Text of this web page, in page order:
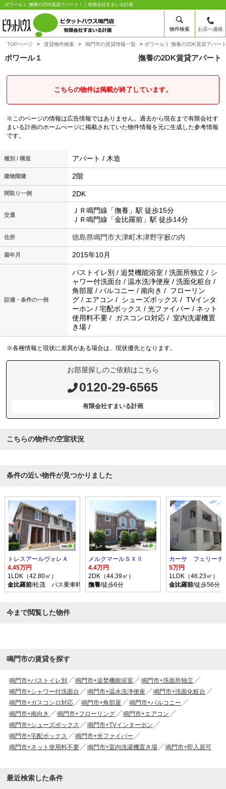
物件検索 お店へ連絡
ポワール１ 撫養の2DK賃貸アパート！｜有限会社すまいる計画
TOPページ 賃貸物件検索 鳴門市の賃貸情報一覧 ポワール１ 撫養の2DK賃貸アパート
ポワール１ 撫養の2DK賃貸アパート
こちらの物件は掲載が終了しています。
※このページの情報は広告情報ではありません。過去から現在まで有限会社す
まいる計画のホームぺージに掲載されていた物件情報を元に生成した参考情報
です。
種別 / 構造 アパート / 木造
建物階建 2階
間取り一例 2DK
交通
ＪＲ鳴門線「撫養」駅 徒歩15分
ＪＲ鳴門線「金比羅前」駅 徒歩14分
住所 徳島県鳴門市大津町木津野字籔の内
築年月 2015年10月
設備・条件の一例
バストイレ別 / 追焚機能浴室 / 洗面所独立 / シ
ャワー付洗面台 / 温水洗浄便座 / 洗面化粧台 /
角部屋 / バルコニー / 南向き / フローリン
グ / エアコン / シューズボックス / TVインタ
ーホン / 宅配ボックス / 光ファイバー / ネット
使用料不要 / ガスコンロ対応 / 室内洗濯機置
き場 /
※各種情報と現状に差異がある場合は、現状優先となります。
お部屋探しのご依頼はこちら
0120-29-6565
有限会社すまいる計画
こちらの物件の空室状況
条件の近い物件が見つかりました
トレスアールヴォレＡ
4.45万円
1LDK（42.80㎡）
金比羅前/松茂 バス乗車時間15分 停歩7分
メルクマールＳＸⅡ
4.4万円
2DK（44.39㎡）
撫養/徒歩6分
カーサ フェリーチ
5万円
1LDK（46.23㎡）
金比羅前/徒歩56分
今まで閲覧した物件
鳴門市の賃貸を探す
鳴門市+バストイレ別 鳴門市+追焚機能浴室
鳴門市+洗面所独立
鳴門市+シャワー付洗面台
鳴門市+温水洗浄便座
鳴門市+洗面化粧台
鳴門市+ガスコンロ対応
鳴門市+角部屋
鳴門市+バルコニー
鳴門市+南向き
鳴門市+フローリング
鳴門市+エアコン
鳴門市+シューズボックス
鳴門市+TVインターホン
鳴門市+宅配ボックス
鳴門市+光ファイバー
鳴門市+ネット使用料不要
鳴門市+室内洗濯機置き場 鳴門市+即入居可
最近検索した条件